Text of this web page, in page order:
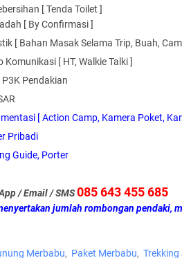
[ Tenda Toilet ]
[ By Confirmasi ]
[ Bahan Masak Selama Trip, Buah,
Komunikasi [ HT, Walkie Talki ]
Pendakian
[ Action Camp, Kamera Poket,
Pribadi
Guide, Porter
/ Email / SMS085 643 455 685
jumlah rombongan pendaki,
Merbabu Paket Merbabu